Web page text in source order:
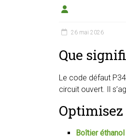
26 mai 2026
Que
Le code défaut
circuit ouvert. Il
Optimisez
Boîtier